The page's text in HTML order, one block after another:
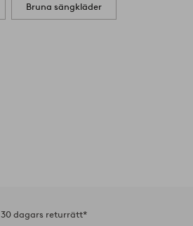
Bruna sängkläder
30 dagars returrätt*